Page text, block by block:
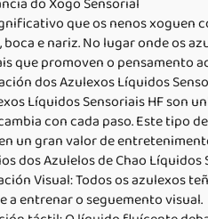
que os nenos xoguen
e nariz. No lugar onde os
que promoven o pensamento
dos Azulexos Líquidos
Líquidos Sensoriais HF son
con cada paso. Este tipo
un gran valor de
dos Azulelos de Chao Líquidos
Visual: Todos os azulexos
a entrenar o seguemento visual.